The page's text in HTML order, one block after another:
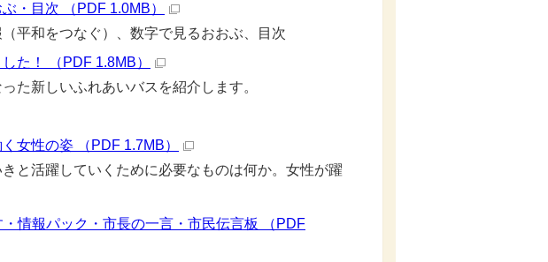
・目次 （PDF 1.0MB）
平和をつなぐ）、数字で見るおおぶ、目次
た！ （PDF 1.8MB）
た新しいふれあいバスを紹介します。
性の姿 （PDF 1.7MB）
と活躍していくために必要なものは何か。女性が躍
情報パック・市長の一言・市民伝言板 （PDF